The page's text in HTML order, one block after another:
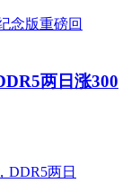
两日涨300